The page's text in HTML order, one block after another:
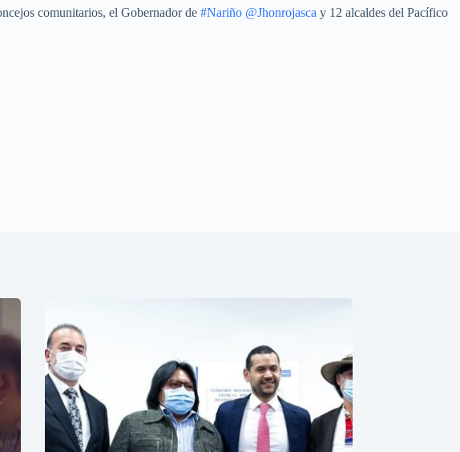
comunitarios, el Gobernador de #Nariño @Jhonrojasca y 12 alcaldes del Pacífico